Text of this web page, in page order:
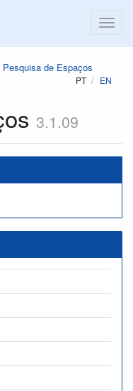
Pesquisa de Espaços
PT EN
3.1.09